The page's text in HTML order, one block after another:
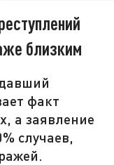
близким
факт
а заявление
случаев,